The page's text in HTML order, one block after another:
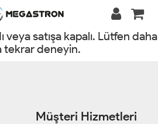
satışa kapalı. Lütfen daha
tekrar deneyin.
Müşteri Hizmetleri